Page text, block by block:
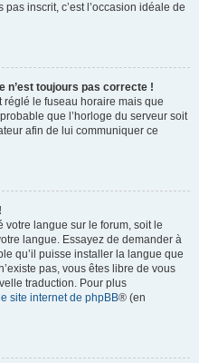
inscrit, c’est l’occasion idéale de
n’est toujours pas correcte !
réglé le fuseau horaire mais que
que l’horloge du serveur soit
afin de lui communiquer ce
votre langue sur le forum, soit le
langue. Essayez de demander à
qu’il puisse installer la langue que
pas, vous êtes libre de vous
traduction. Pour plus
le site internet de phpBB® (en